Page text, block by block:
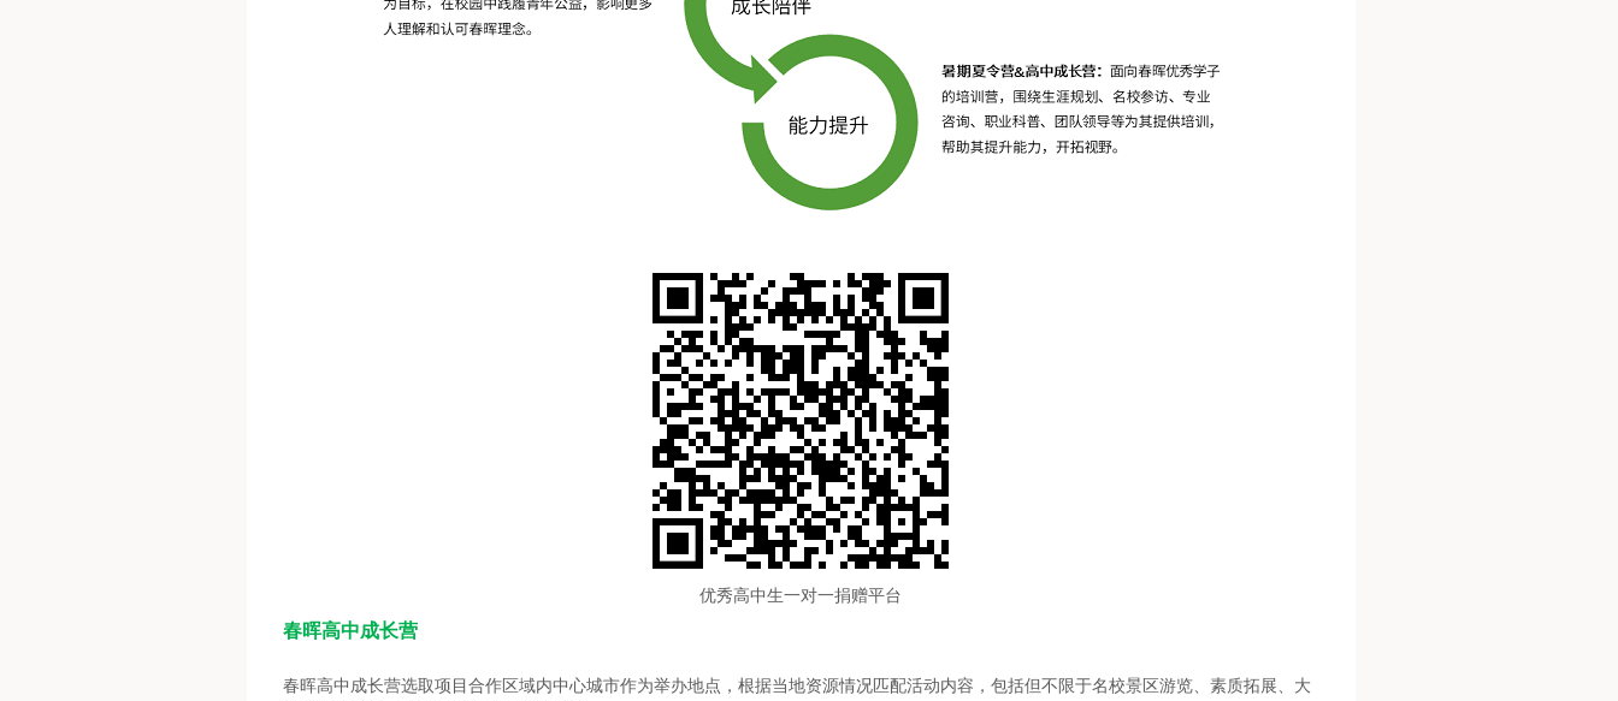
优秀高中生一对一捐赠平台
春晖高中成长营
春晖高中成长营选取项目合作区域内中心城市作为举办地点，根据当地资源情况匹配活动内容，包括但不限于名校景区游览、素质拓展、大